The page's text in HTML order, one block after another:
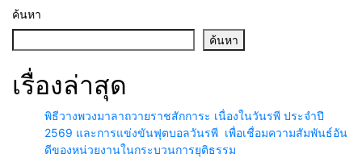
ค้นหา
ค้นหา
เรื่องล่าสุด
พิธีวางพวงมาลาถวายราชสักการะ เนื่องในวันรพี ประจำปี
2569 และการแข่งขันฟุตบอลวันรพี เพื่อเชื่อมความสัมพันธ์อัน
ดีของหน่วยงานในกระบวนการยุติธรรม